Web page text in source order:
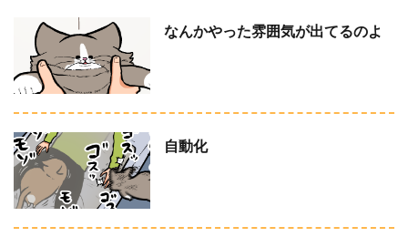
なんかやった雰囲気が出てるのよ
自動化